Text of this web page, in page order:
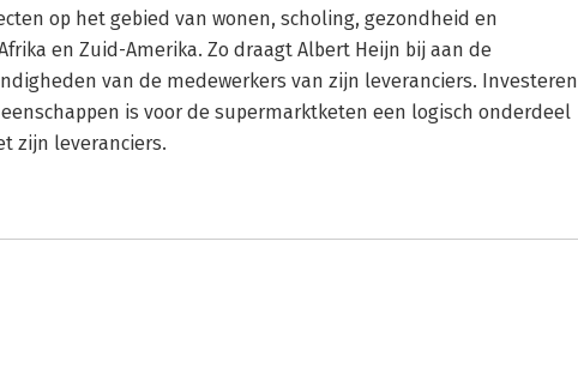
op het gebied van wonen, scholing, gezondheid en
en Zuid-Amerika. Zo draagt Albert Heijn bij aan de
van de medewerkers van zijn leveranciers. Investeren
is voor de supermarktketen een logisch onderdeel
zijn leveranciers.